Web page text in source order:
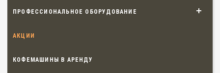
ПРОФЕССИОНАЛЬНОЕ ОБОРУДОВАНИЕ
АКЦИИ
КОФЕМАШИНЫ В АРЕНДУ